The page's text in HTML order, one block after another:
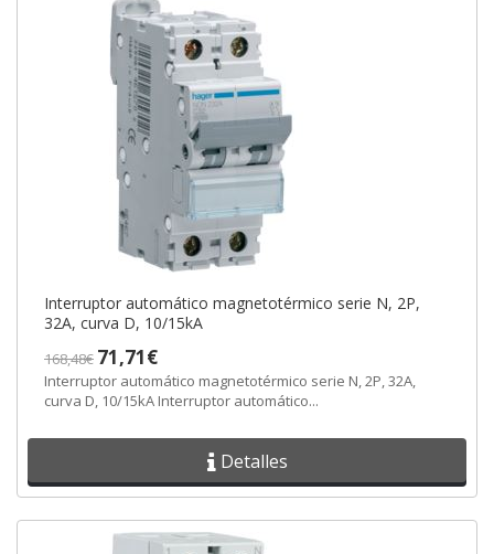
Interruptor automático magnetotérmico serie N, 2P,
32A, curva D, 10/15kA
168,48€ 71,71€
Interruptor automático magnetotérmico serie N, 2P, 32A,
curva D, 10/15kA Interruptor automático...
Detalles